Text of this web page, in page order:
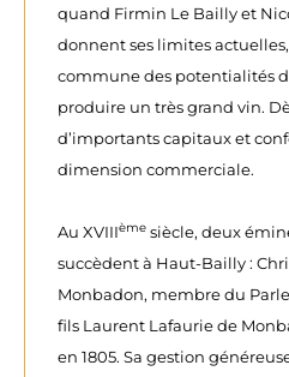
quand Firmin Le Bailly et
donnent ses limites
commune des potentialités
produire un très grand vin.
d’importants capitaux et
dimension commerciale.
Au XVIIIème siècle, deux
succèdent à Haut-Bailly :
Monbadon, membre du
fils Laurent Lafaurie de
en 1805. Sa gestion